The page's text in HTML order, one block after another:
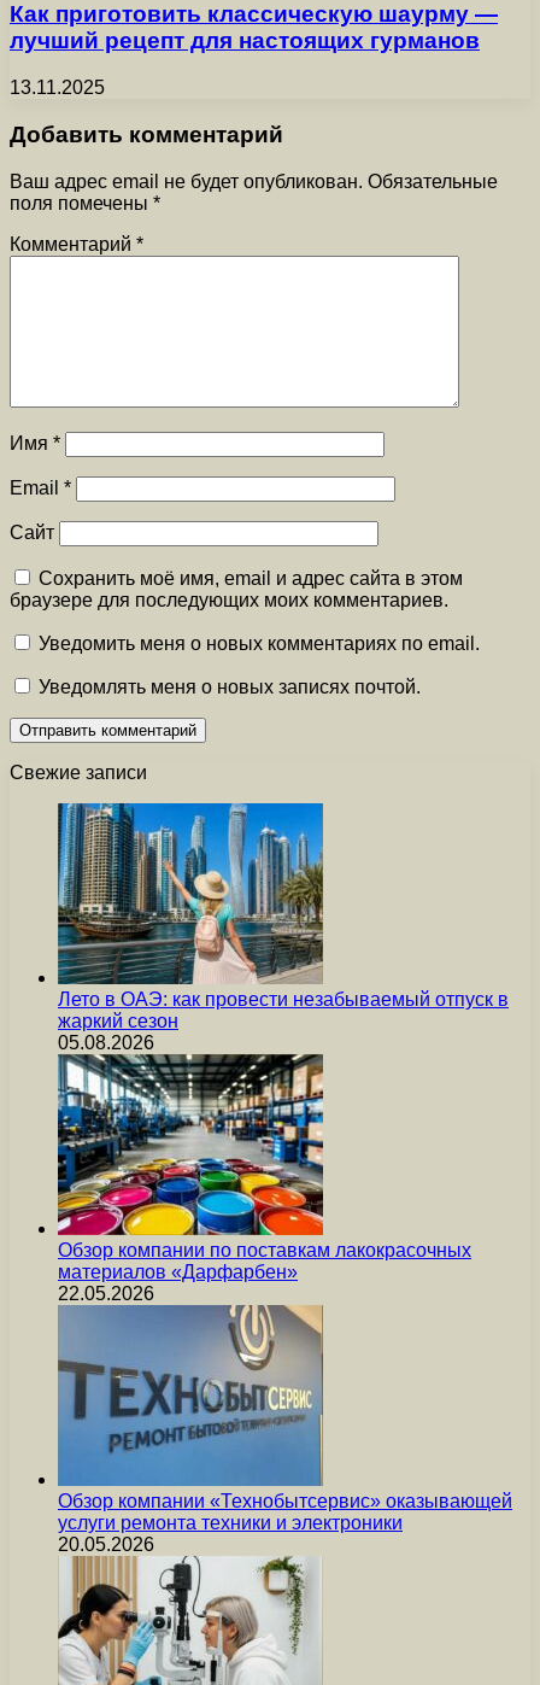
Как приготовить классическую шаурму —
лучший рецепт для настоящих гурманов
13.11.2025
Добавить комментарий
Ваш адрес email не будет опубликован. Обязательные
поля помечены *
Комментарий *
Имя *
Email *
Сайт
Сохранить моё имя, email и адрес сайта в этом
браузере для последующих моих комментариев.
Уведомить меня о новых комментариях по email.
Уведомлять меня о новых записях почтой.
Свежие записи
Лето в ОАЭ: как провести незабываемый отпуск в
жаркий сезон
05.08.2026
Обзор компании по поставкам лакокрасочных
материалов «Дарфарбен»
22.05.2026
Обзор компании «Технобытсервис» оказывающей
услуги ремонта техники и электроники
20.05.2026